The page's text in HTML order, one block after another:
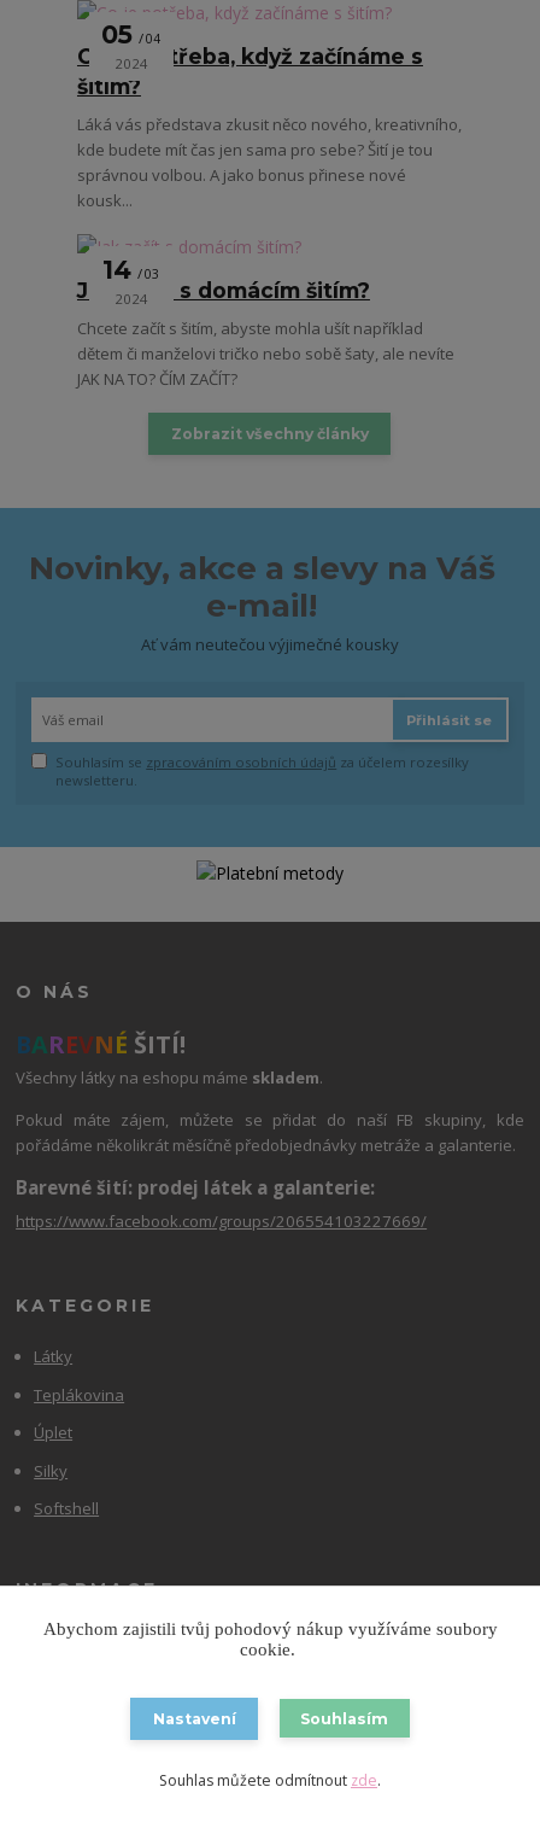
05 04
2024
Co je potřeba, když začínáme s
šitím?
Láká vás představa zkusit něco nového, kreativního,
kde budete mít čas jen sama pro sebe? Šití je tou
správnou volbou. A jako bonus přinese nové
kousk...
14 03
2024
Jak začít s domácím šitím?
Chcete začít s šitím, abyste mohla ušít například
dětem či manželovi tričko nebo sobě šaty, ale nevíte
JAK NA TO? ČÍM ZAČÍT?
Zobrazit všechny články
Novinky, akce a slevy na Váš
e-mail!
Ať vám neutečou výjimečné kousky
Přihlásit se
Souhlasím se zpracováním osobních údajů za účelem rozesílky
newsletteru.
O NÁS
BAREVNÉ ŠITÍ!
Všechny látky na eshopu máme skladem.
Pokud máte zájem, můžete se přidat do naší FB skupiny, kde
pořádáme několikrát měsíčně předobjednávky metráže a galanterie.
Barevné šití: prodej látek a galanterie:
https://www.facebook.com/groups/206554103227669/
KATEGORIE
Látky
Teplákovina
Úplet
Silky
Softshell
INFORMACE
Doprava zdarma od 1 800 Kč
Nejčastější dotazy
Abychom zajistili tvůj pohodový nákup využíváme soubory
cookie.
Nastavení Souhlasím
Souhlas můžete odmítnout zde.